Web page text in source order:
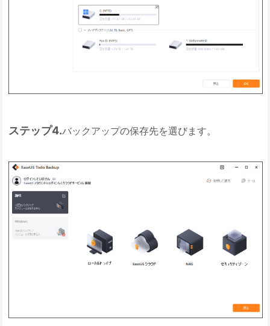
ステップ4.バックアップの保存先を選びます。